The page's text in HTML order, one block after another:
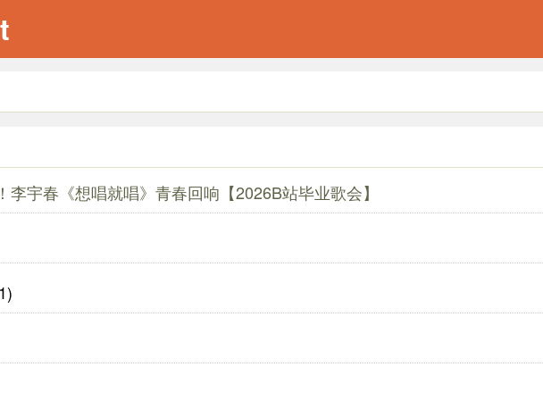
宇春《想唱就唱》青春回响【2026B站毕业歌会】